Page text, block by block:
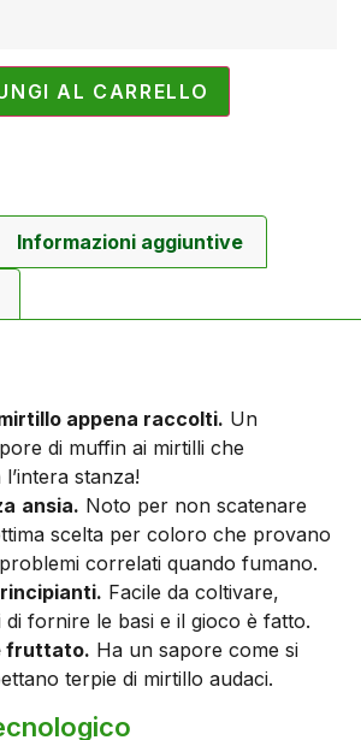
AL CARRELLO
Informazioni aggiuntive
appena raccolti. Un
di muffin ai mirtilli che
stanza!
ansia. Noto per non scatenare
scelta per coloro che provano
correlati quando fumano.
Facile da coltivare,
di fornire le basi e il gioco è fatto.
fruttato. Ha un sapore come si
terpie di mirtillo audaci.